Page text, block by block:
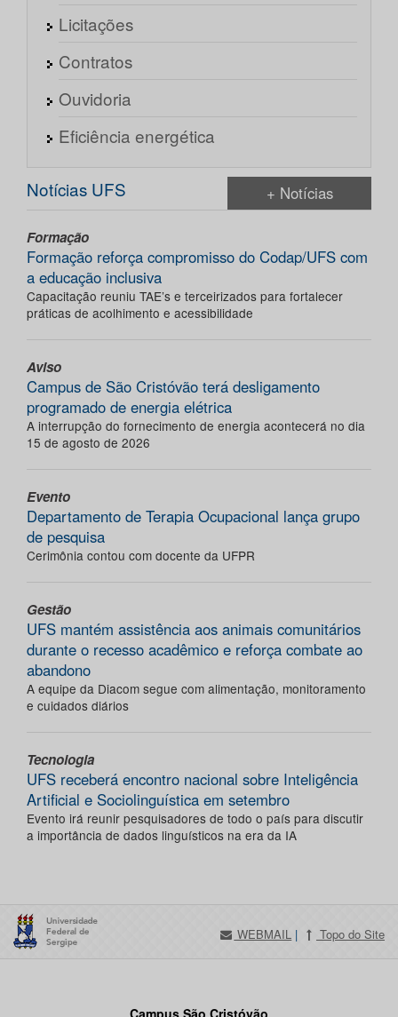
Licitações
Contratos
Ouvidoria
Eficiência energética
Notícias UFS + Notícias
Formação
Formação reforça compromisso do Codap/UFS com
a educação inclusiva
Capacitação reuniu TAE’s e terceirizados para fortalecer
práticas de acolhimento e acessibilidade
Aviso
Campus de São Cristóvão terá desligamento
programado de energia elétrica
A interrupção do fornecimento de energia acontecerá no dia
15 de agosto de 2026
Evento
Departamento de Terapia Ocupacional lança grupo
de pesquisa
Cerimônia contou com docente da UFPR
Gestão
UFS mantém assistência aos animais comunitários
durante o recesso acadêmico e reforça combate ao
abandono
A equipe da Diacom segue com alimentação, monitoramento
e cuidados diários
Tecnologia
UFS receberá encontro nacional sobre Inteligência
Artificial e Sociolinguística em setembro
Evento irá reunir pesquisadores de todo o país para discutir
a importância de dados linguísticos na era da IA
WEBMAIL | Topo do Site